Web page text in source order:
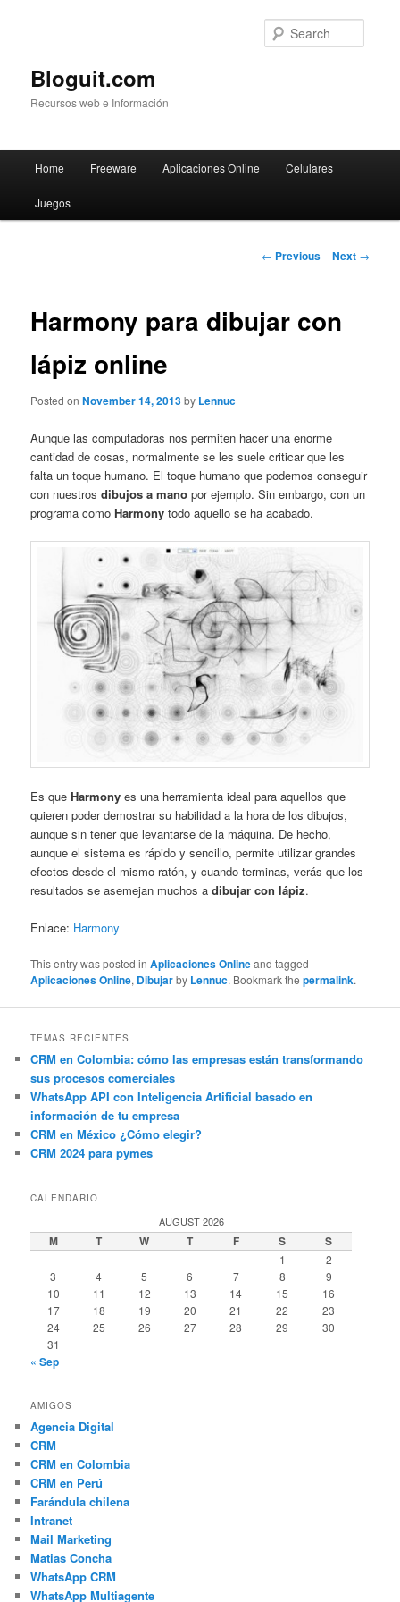
Bloguit.com
Recursos web e Información
Skip
to
Home Freeware Aplicaciones Online Celulares
Juegos
Post
← Previous Next →
Harmony para dibujar con
lápiz online
Posted onNovember 14, 2013by Lennuc
Aunque las computadoras nos permiten hacer una enorme
cantidad de cosas, normalmente se les suele criticar que les
falta un toque humano. El toque humano que podemos conseguir
con nuestrosdibujos a mano por ejemplo. Sin embargo, con un
programa comoHarmony todo aquello se ha acabado.
Es queHarmony es una herramienta ideal para aquellos que
quieren poder demostrar su habilidad a la hora de los dibujos,
aunque sin tener que levantarse de la máquina. De hecho,
aunque el sistema es rápido y sencillo, permite utilizar grandes
efectos desde el mismo ratón, y cuando terminas, verás que los
resultados se asemejan muchos adibujar con lápiz.
Enlace: Harmony
This entry was posted inAplicaciones Onlineand tagged
Aplicaciones Online, Dibujarby Lennuc. Bookmark thepermalink.
TEMAS RECIENTES
CRM en Colombia: cómo las empresas están transformando
sus procesos comerciales
WhatsApp API con Inteligencia Artificial basado en
información de tu empresa
CRM en México ¿Cómo elegir?
CRM 2024 para pymes
CALENDARIO
AUGUST 2026
M T W T F S S
1
2
3
4 5 6 7 8
9
10
11 12 13 14 15
16
17
18 19 20 21 22
23
24
25 26 27 28 29
30
31
« Sep
AMIGOS
Agencia Digital
CRM
CRM en Colombia
CRM en Perú
Farándula chilena
Intranet
Mail Marketing
Matias Concha
WhatsApp CRM
WhatsApp Multiagente